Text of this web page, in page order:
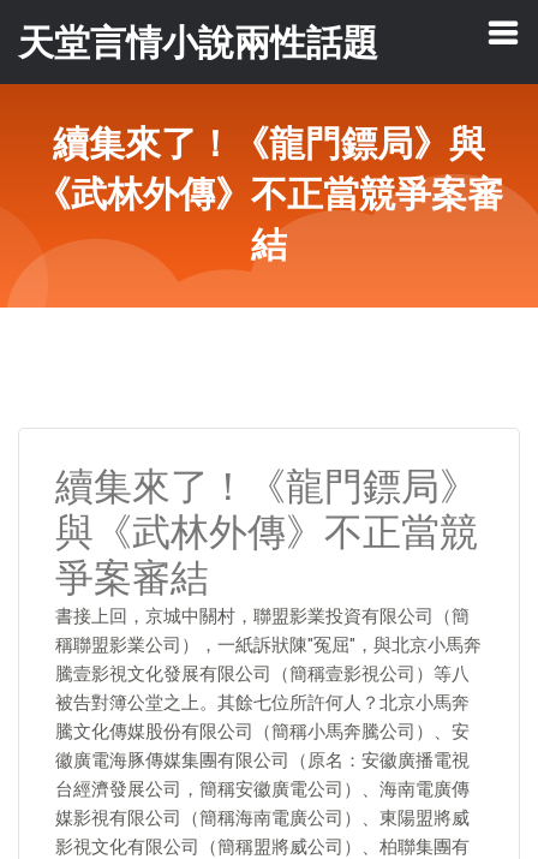
天堂言情小說兩性話題
續集來了！《龍門鏢局》與
《武林外傳》不正當競爭案審
結
續集來了！《龍門鏢局》
與《武林外傳》不正當競
爭案審結
書接上回，京城中關村，聯盟影業投資有限公司（簡
稱聯盟影業公司），一紙訴狀陳"冤屈"，與北京小馬奔
騰壹影視文化發展有限公司（簡稱壹影視公司）等八
被告對簿公堂之上。其餘七位所許何人？北京小馬奔
騰文化傳媒股份有限公司（簡稱小馬奔騰公司）、安
徽廣電海豚傳媒集團有限公司（原名：安徽廣播電視
台經濟發展公司，簡稱安徽廣電公司）、海南電廣傳
媒影視有限公司（簡稱海南電廣公司）、東陽盟將威
影視文化有限公司（簡稱盟將威公司）、柏聯集團有